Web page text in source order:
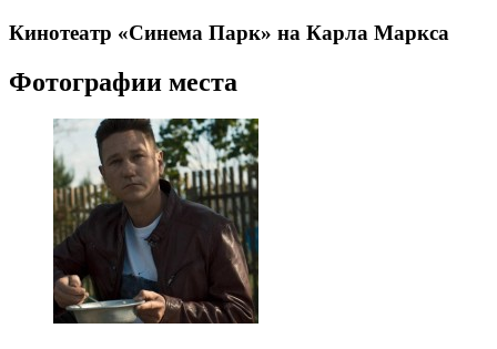
Кинотеатр «Синема Парк» на Карла Маркса
Фотографии места